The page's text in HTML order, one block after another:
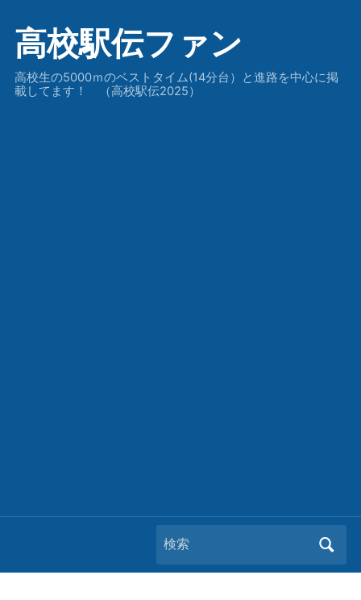
高校駅伝ファン
高校生の5000ｍのベストタイム(14分台）と進路を中心に掲
載してます！ （高校駅伝2025）
Search
for: